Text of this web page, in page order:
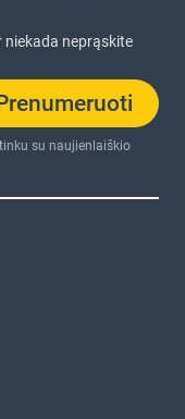
neprąskite
su naujienlaiškio